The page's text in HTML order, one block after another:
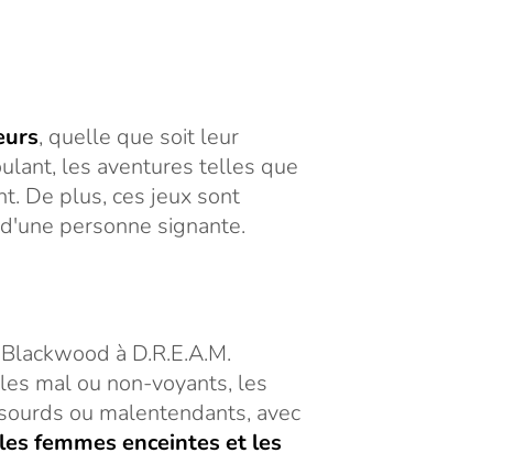
, quelle que soit leur
les aventures telles que
De plus, ces jeux sont
personne signante.
à D.R.E.A.M.
mal ou non-voyants, les
ou malentendants, avec
femmes enceintes et les